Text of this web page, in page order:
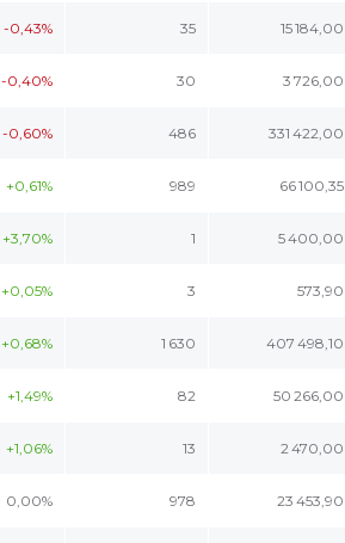
-0,43% 35 15 184,00
-0,40% 30 3 726,00
-0,60% 486 331 422,00
+0,61% 989 66 100,35
+3,70% 1 5 400,00
+0,05% 3 573,90
+0,68% 1 630 407 498,10
+1,49% 82 50 266,00
+1,06% 13 2 470,00
0,00% 978 23 453,90